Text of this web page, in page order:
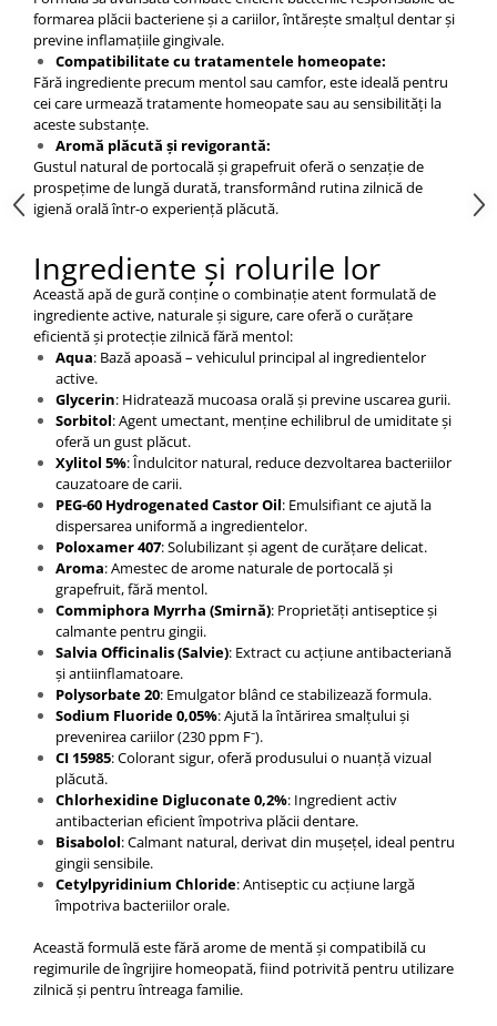
formarea plăcii bacteriene și a cariilor, întărește smalțul dentar și
previne inflamațiile gingivale.​
Compatibilitate cu tratamentele homeopate:
Fără ingrediente precum mentol sau camfor, este ideală pentru
cei care urmează tratamente homeopate sau au sensibilități la
aceste substanțe.
Aromă plăcută și revigorantă:
Gustul natural de portocală și grapefruit oferă o senzație de
prospețime de lungă durată, transformând rutina zilnică de
igienă orală într-o experiență plăcută.​
Ingrediente și rolurile lor
Această apă de gură conține o combinație atent formulată de
ingrediente active, naturale și sigure, care oferă o curățare
eficientă și protecție zilnică fără mentol:
Aqua: Bază apoasă – vehiculul principal al ingredientelor
active.
Glycerin: Hidratează mucoasa orală și previne uscarea gurii.
Sorbitol: Agent umectant, menține echilibrul de umiditate și
oferă un gust plăcut.
Xylitol 5%: Îndulcitor natural, reduce dezvoltarea bacteriilor
cauzatoare de carii.
PEG-60 Hydrogenated Castor Oil: Emulsifiant ce ajută la
dispersarea uniformă a ingredientelor.
Poloxamer 407: Solubilizant și agent de curățare delicat.
Aroma: Amestec de arome naturale de portocală și
grapefruit, fără mentol.
Commiphora Myrrha (Smirnă): Proprietăți antiseptice și
calmante pentru gingii.
Salvia Officinalis (Salvie): Extract cu acțiune antibacteriană
și antiinflamatoare.
Polysorbate 20: Emulgator blând ce stabilizează formula.
Sodium Fluoride 0,05%: Ajută la întărirea smalțului și
prevenirea cariilor (230 ppm F⁻).
CI 15985: Colorant sigur, oferă produsului o nuanță vizual
plăcută.
Chlorhexidine Digluconate 0,2%: Ingredient activ
antibacterian eficient împotriva plăcii dentare.
Bisabolol: Calmant natural, derivat din mușețel, ideal pentru
gingii sensibile.
Cetylpyridinium Chloride: Antiseptic cu acțiune largă
împotriva bacteriilor orale.
Această formulă este fără arome de mentă și compatibilă cu
regimurile de îngrijire homeopată, fiind potrivită pentru utilizare
zilnică și pentru întreaga familie.